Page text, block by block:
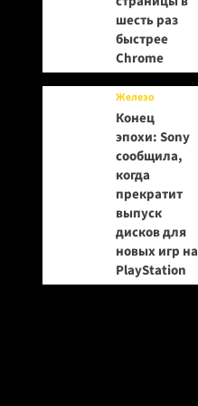
шесть раз
быстрее
Chrome
Железо
Конец
эпохи: Sony
сообщила,
когда
прекратит
выпуск
дисков для
новых игр на
PlayStation